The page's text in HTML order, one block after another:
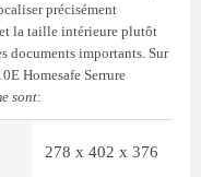
précisément
la taille intérieure plutôt
documents importants. Sur
Homesafe Serrure
sont:
278 x 402 x 376